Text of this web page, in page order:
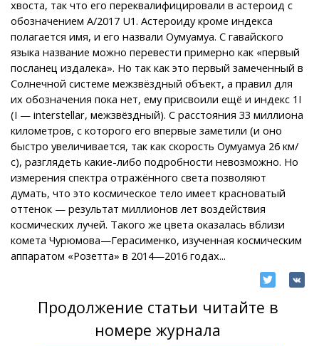
хвоста, так что его переквалифицировали в астероид с
обозначением А/2017 U1. Астероиду кроме индекса
полагается имя, и его назвали Оумуамуа. С гавайского
языка название можно перевести примерно как «первый
посланец издалека». Но так как это первый замеченный в
Солнечной системе межзвёздный объект, а правил для
их обозначения пока нет, ему присвоили ещё и индекс 1I
(I — interstellar, межзвёздный). С расстояния 33 миллиона
километров, с которого его впервые заметили (и оно
быстро увеличивается, так как скорость Оумуамуа 26 км/
с), разглядеть какие-либо подробности невозможно. Но
измерения спектра отражённого света позволяют
думать, что это космическое тело имеет красноватый
оттенок — результат миллионов лет воздействия
космических лучей. Такого же цвета оказалась вблизи
комета Чурюмова—Герасименко, изученная космическим
аппаратом «Розетта» в 2014—2016 годах...
Продолжение статьи читайте в
номере журнала